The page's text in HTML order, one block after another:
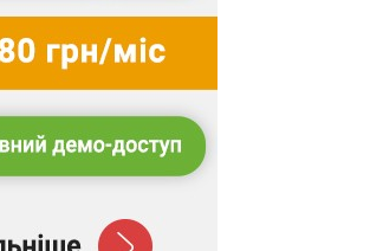
у США за програмою фонду
було прийняти нову ногу
і не мріяв про те, що колись зможу
активного життя. Тому вважаю своїм
інших бійців власним
рідні землі від окупантів”,